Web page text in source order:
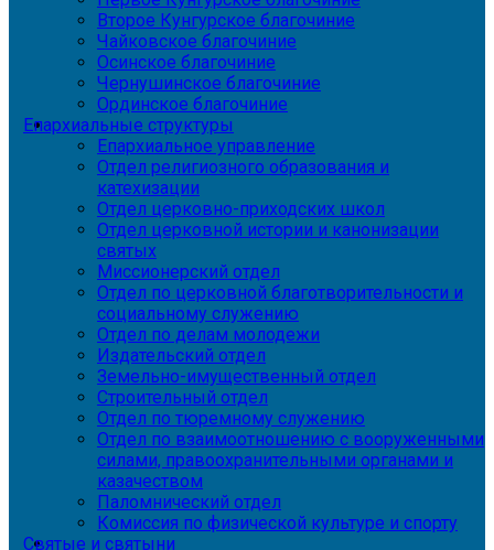
Второе Кунгурское благочиние
Чайковское благочиние
Осинское благочиние
Чернушинское благочиние
Ординское благочиние
Епархиальные структуры
Епархиальное управление
Отдел религиозного образования и
катехизации
Отдел церковно-приходских школ
Отдел церковной истории и канонизации
святых
Миссионерский отдел
Отдел по церковной благотворительности и
социальному служению
Отдел по делам молодежи
Издательский отдел
Земельно-имущественный отдел
Строительный отдел
Отдел по тюремному служению
Отдел по взаимоотношению с вооруженными
силами, правоохранительными органами и
казачеством
Паломнический отдел
Комиссия по физической культуре и спорту
Святые и святыни